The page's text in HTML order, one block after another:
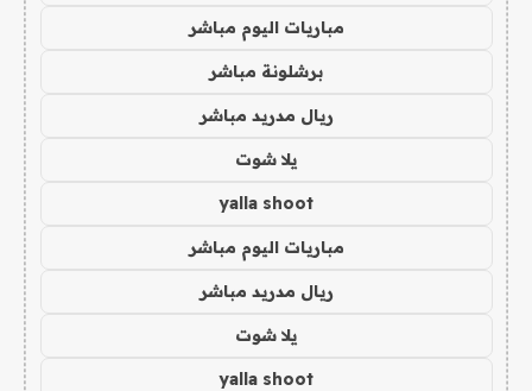
مباريات اليوم مباشر
برشلونة مباشر
ريال مدريد مباشر
يلا شوت
yalla shoot
مباريات اليوم مباشر
ريال مدريد مباشر
يلا شوت
yalla shoot